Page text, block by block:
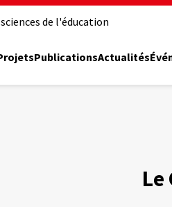
de l'éducation
PublicationsActualités